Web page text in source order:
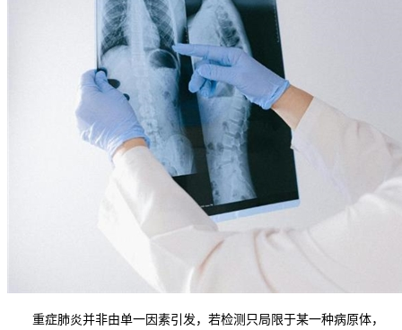
重症肺炎并非由单一因素引发，若检测只局限于某一种病原体，